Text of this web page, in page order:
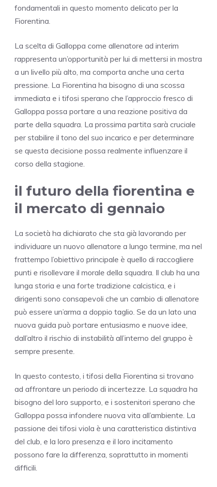
fondamentali in questo momento delicato per la
Fiorentina.
La scelta di Galloppa come allenatore ad interim
rappresenta un’opportunità per lui di mettersi in mostra
a un livello più alto, ma comporta anche una certa
pressione. La Fiorentina ha bisogno di una scossa
immediata e i tifosi sperano che l’approccio fresco di
Galloppa possa portare a una reazione positiva da
parte della squadra. La prossima partita sarà cruciale
per stabilire il tono del suo incarico e per determinare
se questa decisione possa realmente influenzare il
corso della stagione.
il futuro della fiorentina e
il mercato di gennaio
La società ha dichiarato che sta già lavorando per
individuare un nuovo allenatore a lungo termine, ma nel
frattempo l’obiettivo principale è quello di raccogliere
punti e risollevare il morale della squadra. Il club ha una
lunga storia e una forte tradizione calcistica, e i
dirigenti sono consapevoli che un cambio di allenatore
può essere un’arma a doppio taglio. Se da un lato una
nuova guida può portare entusiasmo e nuove idee,
dall’altro il rischio di instabilità all’interno del gruppo è
sempre presente.
In questo contesto, i tifosi della Fiorentina si trovano
ad affrontare un periodo di incertezze. La squadra ha
bisogno del loro supporto, e i sostenitori sperano che
Galloppa possa infondere nuova vita all’ambiente. La
passione dei tifosi viola è una caratteristica distintiva
del club, e la loro presenza e il loro incitamento
possono fare la differenza, soprattutto in momenti
difficili.